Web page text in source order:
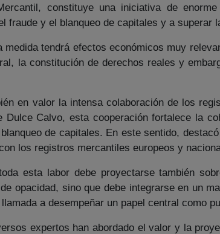
constituye una iniciativa de
fraude y el blanqueo de capitales y a
medida tendrá efectos económicos muy
la constitución de derechos reales y
en valor la intensa colaboración de los
Dulce Calvo, esta cooperación fortalece la
de capitales. En este sentido,
los registros mercantiles europeos y
esta labor debe proyectarse también
opacidad, sino que debe integrarse en un
a desempeñar un papel central como
expertos han abordado el valor y la